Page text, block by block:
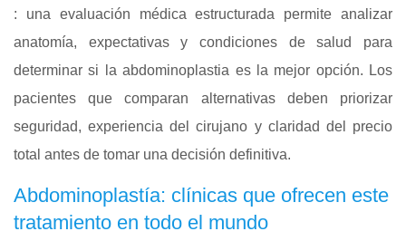
: una evaluación médica estructurada permite analizar
anatomía, expectativas y condiciones de salud para
determinar si la abdominoplastia es la mejor opción. Los
pacientes que comparan alternativas deben priorizar
seguridad, experiencia del cirujano y claridad del precio
total antes de tomar una decisión definitiva.
Abdominoplastía: clínicas que ofrecen este
tratamiento en todo el mundo